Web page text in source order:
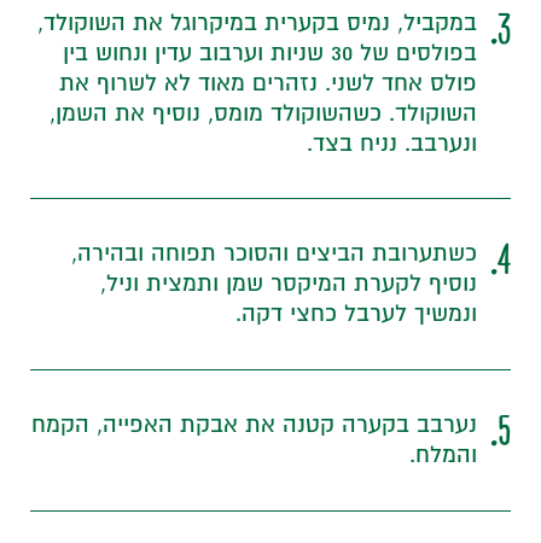
3.
במקביל, נמיס בקערית במיקרוגל את השוקולד,
בפולסים של 30 שניות וערבוב עדין ונחוש בין
פולס אחד לשני. נזהרים מאוד לא לשרוף את
השוקולד. כשהשוקולד מומס, נוסיף את השמן,
ונערבב. נניח בצד.
4.
כשתערובת הביצים והסוכר תפוחה ובהירה,
נוסיף לקערת המיקסר שמן ותמצית וניל,
ונמשיך לערבל כחצי דקה.
5.
נערבב בקערה קטנה את אבקת האפייה, הקמח
והמלח.